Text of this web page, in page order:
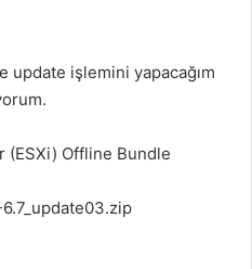
update işlemini yapacağım
(ESXi) Offline Bundle